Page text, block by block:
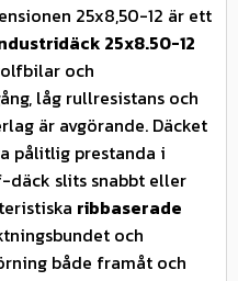
25x8,50-12 är ett
25x8.50-12
och
låg rullresistans och
är avgörande. Däcket
pålitlig prestanda i
slits snabbt eller
ribbaserade
och
både framåt och